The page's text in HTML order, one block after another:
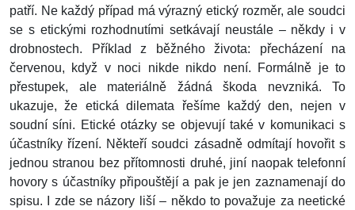
patří. Ne každý případ má výrazný etický rozměr, ale soudci
se s etickými rozhodnutími setkávají neustále – někdy i v
drobnostech. Příklad z běžného života: přecházení na
červenou, když v noci nikde nikdo není. Formálně je to
přestupek, ale materiálně žádná škoda nevzniká. To
ukazuje, že etická dilemata řešíme každý den, nejen v
soudní síni. Etické otázky se objevují také v komunikaci s
účastníky řízení. Někteří soudci zásadně odmítají hovořit s
jednou stranou bez přítomnosti druhé, jiní naopak telefonní
hovory s účastníky připouštějí a pak je jen zaznamenají do
spisu. I zde se názory liší – někdo to považuje za neetické